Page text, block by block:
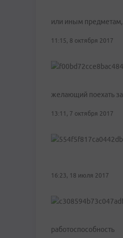
или иным предметам,
11:15, 8 октября 2017
желающий поехать
13:11, 7 октября 2017
16:23, 18 июля 2017
работоспособность